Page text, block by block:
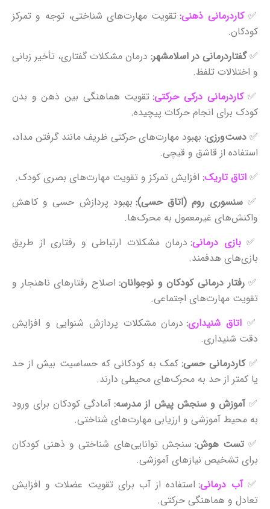
✅کاردرمانی ذهنی:تقویت مهارت‌های شناختی، توجه و تمرکز
کودکان.
✅گفتاردرمانی در اسلامشهر: درمان مشکلات گفتاری، تأخیر زبانی
و اختلالات تلفظ.
✅کاردرمانی درکی حرکتی:تقویت هماهنگی بین ذهن و بدن
کودک برای انجام حرکات پیچیده.
✅ دست‌ورزی: بهبود مهارت‌های حرکتی ظریف مانند گرفتن مداد،
استفاده از قاشق و قیچی.
✅ اتاق تاریک: افزایش تمرکز و تقویت مهارت‌های بصری کودک.
✅سنسوری روم (اتاق حسی): بهبود پردازش حسی و کاهش
واکنش‌های غیرمعمول به محرک‌ها.
✅بازی‌ درمانی:درمان مشکلات ارتباطی و رفتاری از طریق
بازی‌های هدفمند.
✅رفتار درمانی کودکان و نوجوانان: اصلاح رفتارهای ناهنجار و
تقویت مهارت‌های اجتماعی.
✅ اتاق شنیداری:درمان مشکلات پردازش شنوایی و افزایش
دقت شنیداری.
✅کاردرمانی حسی:کمک به کودکانی که حساسیت بیش از حد
یا کمتر از حد به محرک‌های محیطی دارند.
✅آموزش و سنجش پیش از مدرسه:آمادگی کودکان برای ورود
به محیط آموزشی و ارزیابی مهارت‌های شناختی.
✅تست هوش: سنجش توانایی‌های شناختی و ذهنی کودکان
برای تشخیص نیازهای آموزشی.
✅آب‌ درمانی:استفاده از آب برای تقویت عضلات و افزایش
تعادل و هماهنگی حرکتی.